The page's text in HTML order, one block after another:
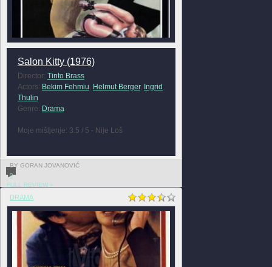
Salon Kitty (1976)
Director: Tinto Brass
Actors: Bekim Fehmiu, Helmut Berger, Ingrid
Thulin
Genre: Drama
Moje mišljenje: 3.5 / 5 - Nije Loš
BY GORAN JOVANOVIĆ
0
FULL REVIEW »
DRAMA